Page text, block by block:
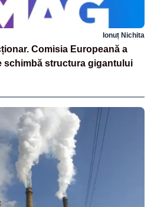
Ionuț Nichita
Comisia Europeană a
schimbă structura gigantului